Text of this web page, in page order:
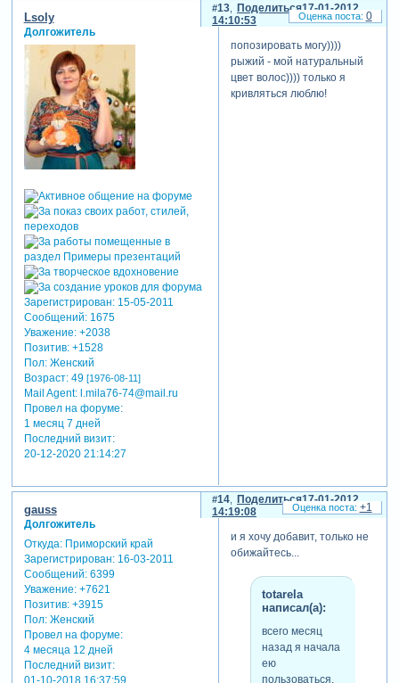
Поделиться
13
17-01-2012
14:10:53
Lsoly
Долгожитель
Зарегистрирован: 15-05-2011
Сообщений:1675
Уважение: +2038
Позитив: +1528
Пол:Женский
Возраст:49 [1976-08-11]
Mail Agent:l.mila76-74@mail.ru
Провел на форуме:
1 месяц 7 дней
Последний визит:
20-12-2020 21:14:27
попозировать могу))))
рыжий - мой натуральный
цвет волос)))) только я
кривляться люблю!
0
Поделиться
14
17-01-2012
14:19:08
gauss
Долгожитель
Откуда:Приморский край
Зарегистрирован: 16-03-2011
Сообщений:6399
Уважение: +7621
Позитив: +3915
Пол:Женский
Провел на форуме:
4 месяца 12 дней
Последний визит:
01-10-2018 16:37:59
и я хочу добавит, только не
обижайтесь...
totarela
написал(а):
всего месяц
назад я начала
ею
пользоваться.
+1